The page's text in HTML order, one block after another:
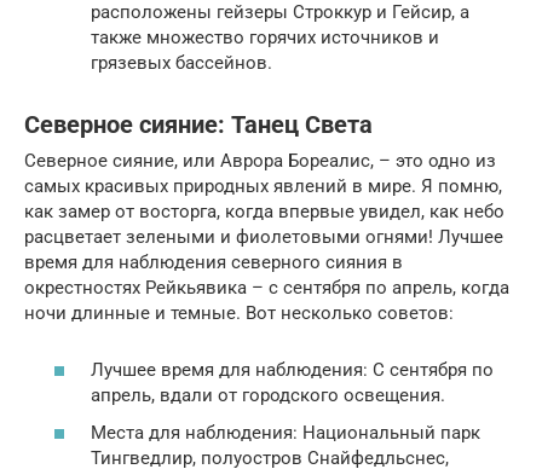
расположены гейзеры Строккур и Гейсир, а
также множество горячих источников и
грязевых бассейнов.
Северное сияние: Танец Света
Северное сияние, или Аврора Бореалис, – это одно из
самых красивых природных явлений в мире. Я помню,
как замер от восторга, когда впервые увидел, как небо
расцветает зелеными и фиолетовыми огнями! Лучшее
время для наблюдения северного сияния в
окрестностях Рейкьявика – с сентября по апрель, когда
ночи длинные и темные. Вот несколько советов:
Лучшее время для наблюдения: С сентября по
апрель, вдали от городского освещения.
Места для наблюдения: Национальный парк
Тингведлир, полуостров Снайфедльснес,